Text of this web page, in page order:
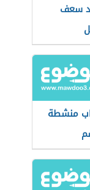
سعف
منشطة